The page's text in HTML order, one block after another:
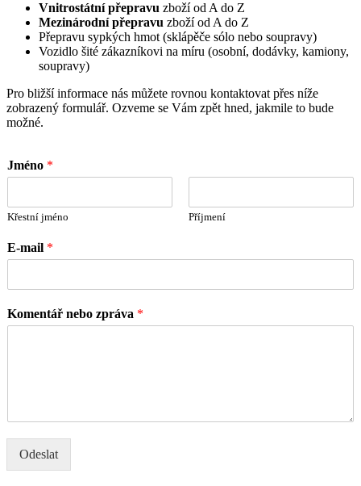
Vnitrostátní přepravu zboží od A do Z
Mezinárodní přepravu zboží od A do Z
Přepravu sypkých hmot (sklápěče sólo nebo soupravy)
Vozidlo šité zákazníkovi na míru (osobní, dodávky, kamiony,
soupravy)
Pro bližší informace nás můžete rovnou kontaktovat přes níže
zobrazený formulář. Ozveme se Vám zpět hned, jakmile to bude
možné.
Jméno *
Křestní jméno Příjmení
E-mail *
Komentář nebo zpráva *
Odeslat